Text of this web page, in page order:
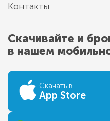
Контакты
Скачивайте и
в нашем
Скачать в
App Store